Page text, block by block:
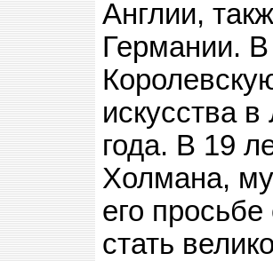
Англии,
Германии. В
искусства
года. В 19
Холмана,
его
стать